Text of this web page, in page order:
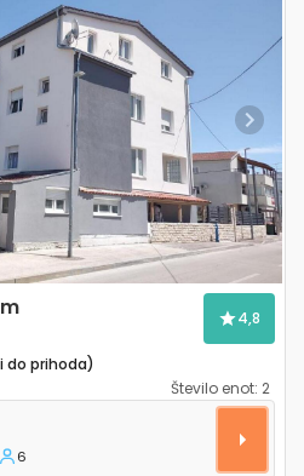
Next
4,8
do prihoda)
Število enot: 2
A-19830-a
6